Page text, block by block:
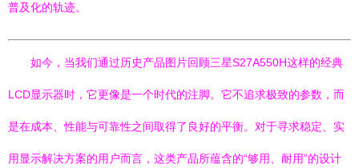
普及化的轨迹。
如今，当我们通过历史产品图片回顾三星S27A550H这样的经典
LCD显示器时，它更像是一个时代的注脚。它不追求极致的参数，而
是在成本、性能与可靠性之间取得了良好的平衡。对于寻求稳定、实
用显示解决方案的用户而言，这类产品所蕴含的“够用、耐用”的设计